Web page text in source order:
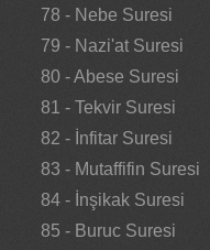
78 - Nebe Suresi
79 - Nazi'at Suresi
80 - Abese Suresi
81 - Tekvir Suresi
82 - İnfitar Suresi
83 - Mutaffifin Suresi
84 - İnşikak Suresi
85 - Buruc Suresi